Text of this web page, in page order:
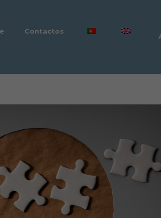
Contactos